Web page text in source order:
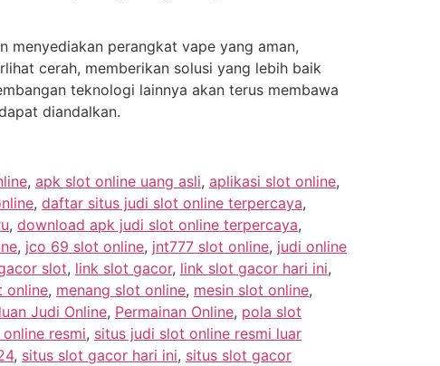
menyediakan perangkat vape yang aman,
cerah, memberikan solusi yang lebih baik
teknologi lainnya akan terus membawa
diandalkan.
, apk slot online uang asli, aplikasi slot online,
, daftar situs judi slot online terpercaya,
, download apk judi slot online terpercaya,
, jco 69 slot online, jnt777 slot online, judi online
slot, link slot gacor, link slot gacor hari ini,
online, menang slot online, mesin slot online,
Judi Online, Permainan Online, pola slot
resmi, situs judi slot online resmi luar
, situs slot gacor hari ini, situs slot gacor